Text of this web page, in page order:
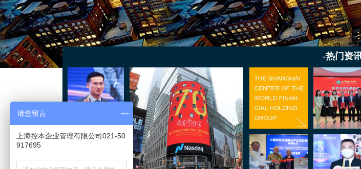
-热门资
请您留言
上海控本企业管理有限公司021-50
917695